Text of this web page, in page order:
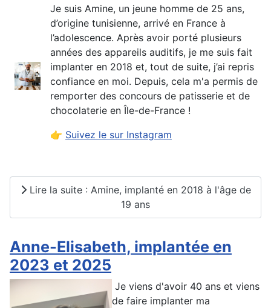
Je suis Amine, un jeune homme de 25 ans,
d’origine tunisienne, arrivé en France à
l’adolescence. Après avoir porté plusieurs
années des appareils auditifs, je me suis fait
implanter en 2018 et, tout de suite, j’ai repris
confiance en moi. Depuis, cela m'a permis de
remporter des concours de patisserie et de
chocolaterie en Île-de-France !
👉 Suivez le sur Instagram
Lire la suite : Amine, implanté en 2018 à l'âge de
19 ans
Anne-Elisabeth, implantée en
2023 et 2025
Je viens d'avoir 40 ans et viens
de faire implanter ma